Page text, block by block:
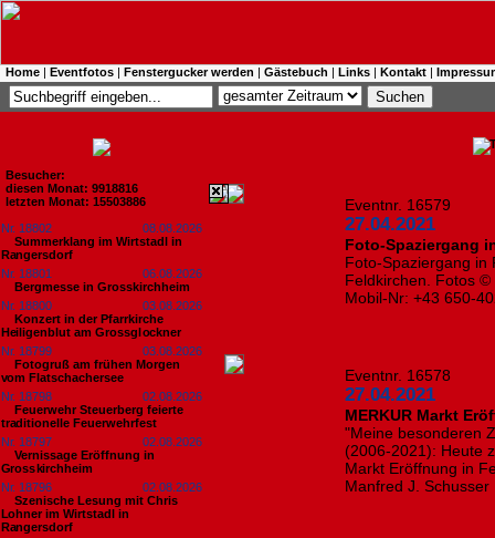
Home | Eventfotos | Fenstergucker werden | Gästebuch | Links | Kontakt |
Besucher:
diesen Monat: 9918816
letzten Monat: 15503886
Nr. 18802
08.08.2026
Summerklang im Wirtstadl in
Rangersdorf
Nr. 18801
06.08.2026
Bergmesse in Grosskirchheim
Nr. 18800
03.08.2026
Konzert in der Pfarrkirche
Heiligenblut am Grossglockner
Nr. 18799
03.08.2026
Fotogruß am frühen Morgen
vom Flatschachersee
Nr. 18798
02.08.2026
Feuerwehr Steuerberg feierte
traditionelle Feuerwehrfest
Nr. 18797
02.08.2026
Vernissage Eröffnung in
Grosskirchheim
Nr. 18796
02.08.2026
Szenische Lesung mit Chris
Lohner im Wirtstadl in
Rangersdorf
Eventnr. 16579
27.04.2021
Foto-Spaziergang
Foto-Spaziergang in
Feldkirchen. Fotos
Mobil-Nr: +43 650-
Eventnr. 16578
27.04.2021
MERKUR Markt
"Meine besonderen
(2006-2021): Heute
Markt Eröffnung in
Manfred J.